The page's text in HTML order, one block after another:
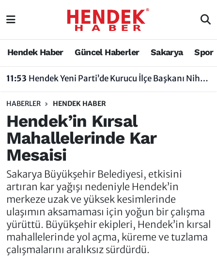
Hendek Haber Güncel Haberler Sakarya Spor
11:53 Hendek Yeni Parti’de Kurucu İlçe Başkanı Nihat Bayraktar Oldu
HABERLER HENDEK HABER
Hendek’in Kırsal
Mahallelerinde Kar
Mesaisi
Sakarya Büyükşehir Belediyesi, etkisini
artıran kar yağışı nedeniyle Hendek’in
merkeze uzak ve yüksek kesimlerinde
ulaşımın aksamaması için yoğun bir çalışma
yürüttü. Büyükşehir ekipleri, Hendek’in kırsal
mahallelerinde yol açma, küreme ve tuzlama
çalışmalarını aralıksız sürdürdü.
Hendek Haber
Nöbetçi Eczaneler
Vefat Edenler
Hendek Haber
Hakkında
Hendek Haber Reklam Servisi
Künye
İletişim
Sakarya Nöbetçi Eczaneler
Sakarya Trafik Yoğunluk Haritası
Tüm Manşetler
Son Dakika Haberleri
Haber Arşivi